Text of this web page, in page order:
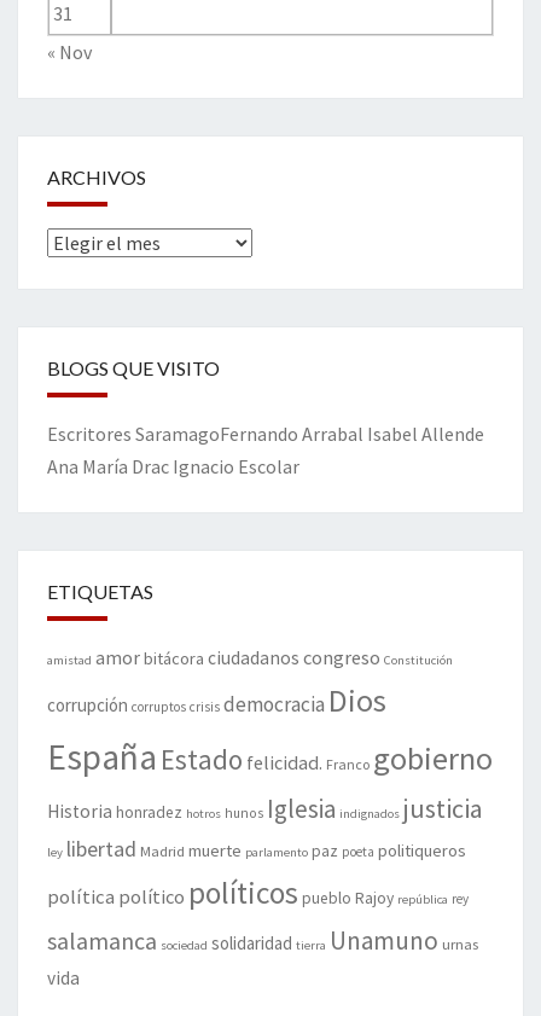
31
« Nov
ARCHIVOS
Archivos
BLOGS QUE VISITO
Escritores SaramagoFernando Arrabal Isabel Allende
Ana María Drac Ignacio Escolar
ETIQUETAS
amistad amorbitácora ciudadanos congreso Constitución
corrupción corruptos crisis democracia Dios
España Estado felicidad. Franco gobierno
Historia honradez hotros hunos Iglesia indignados justicia
ley libertad Madrid muerte parlamento paz poeta politiqueros
política político políticos pueblo Rajoy república rey
salamanca sociedad solidaridad tierra Unamuno urnas
vida